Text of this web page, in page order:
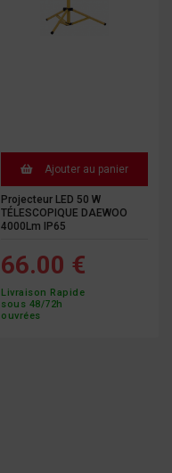
Ajouter au panier
Projecteur LED 50 W
TÉLESCOPIQUE DAEWOO
4000Lm IP65
66.00 €
Livraison Rapide
sous 48/72h
ouvrées